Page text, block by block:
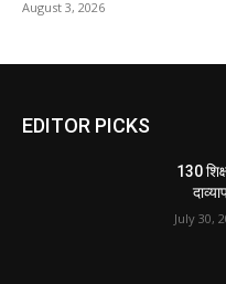
August 3, 2026
EDITOR PICKS
130
July 30,